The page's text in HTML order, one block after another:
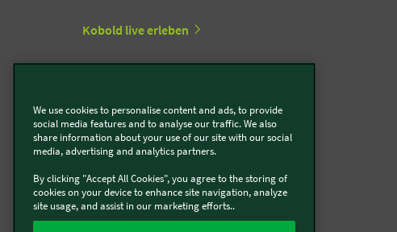
Kobold live erleben
Support Center
Zum Vorwerk Support Center
Retourenlabel erstellen
We use cookies to personalise content and ads, to provide
social media features and to analyse our traffic. We also
share information about your use of our site with our social
media, advertising and analytics partners.
By clicking "Accept All Cookies", you agree to the storing of
cookies on your device to enhance site navigation, analyze
site usage, and assist in our marketing efforts..